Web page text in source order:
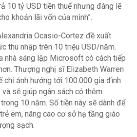
10 tỷ USD tiền thuế nhưng đáng lẽ
khoản lãi vốn của mình”.
Ocasio-Cortez đề xuất
thu nhập trên 10 triệu USD/năm.
nhà sáng lập Microsoft có cách tiếp
Thượng nghị sĩ Elizabeth Warren
chỉ ảnh hưởng tới 100.000 gia đình
sẽ giúp ngân sách có thêm
10 năm. Số tiền này sẽ dành để
em, nâng cao cơ sở hạ tầng giáo
sạch.